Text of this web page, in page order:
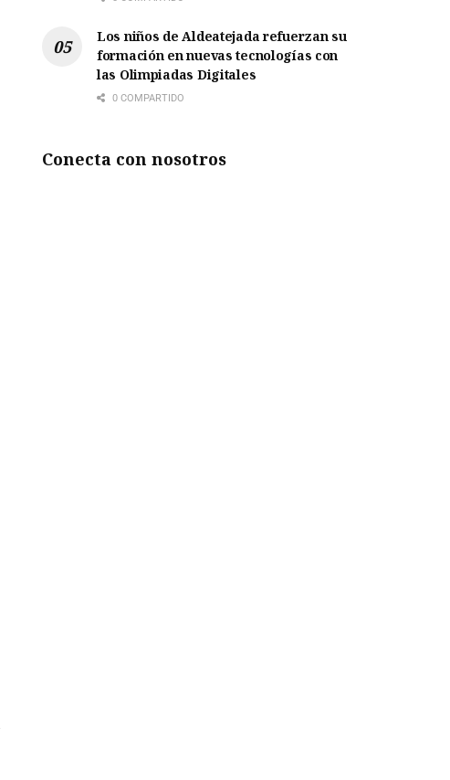
Los niños de Aldeatejada refuerzan su
formación en nuevas tecnologías con
las Olimpiadas Digitales
0 COMPARTIDO
Conecta con nosotros